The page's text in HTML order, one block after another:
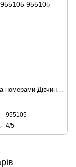
Картина за номерами Дівчина і хвилі ночі LED підсвітка 955105
955105
4/5